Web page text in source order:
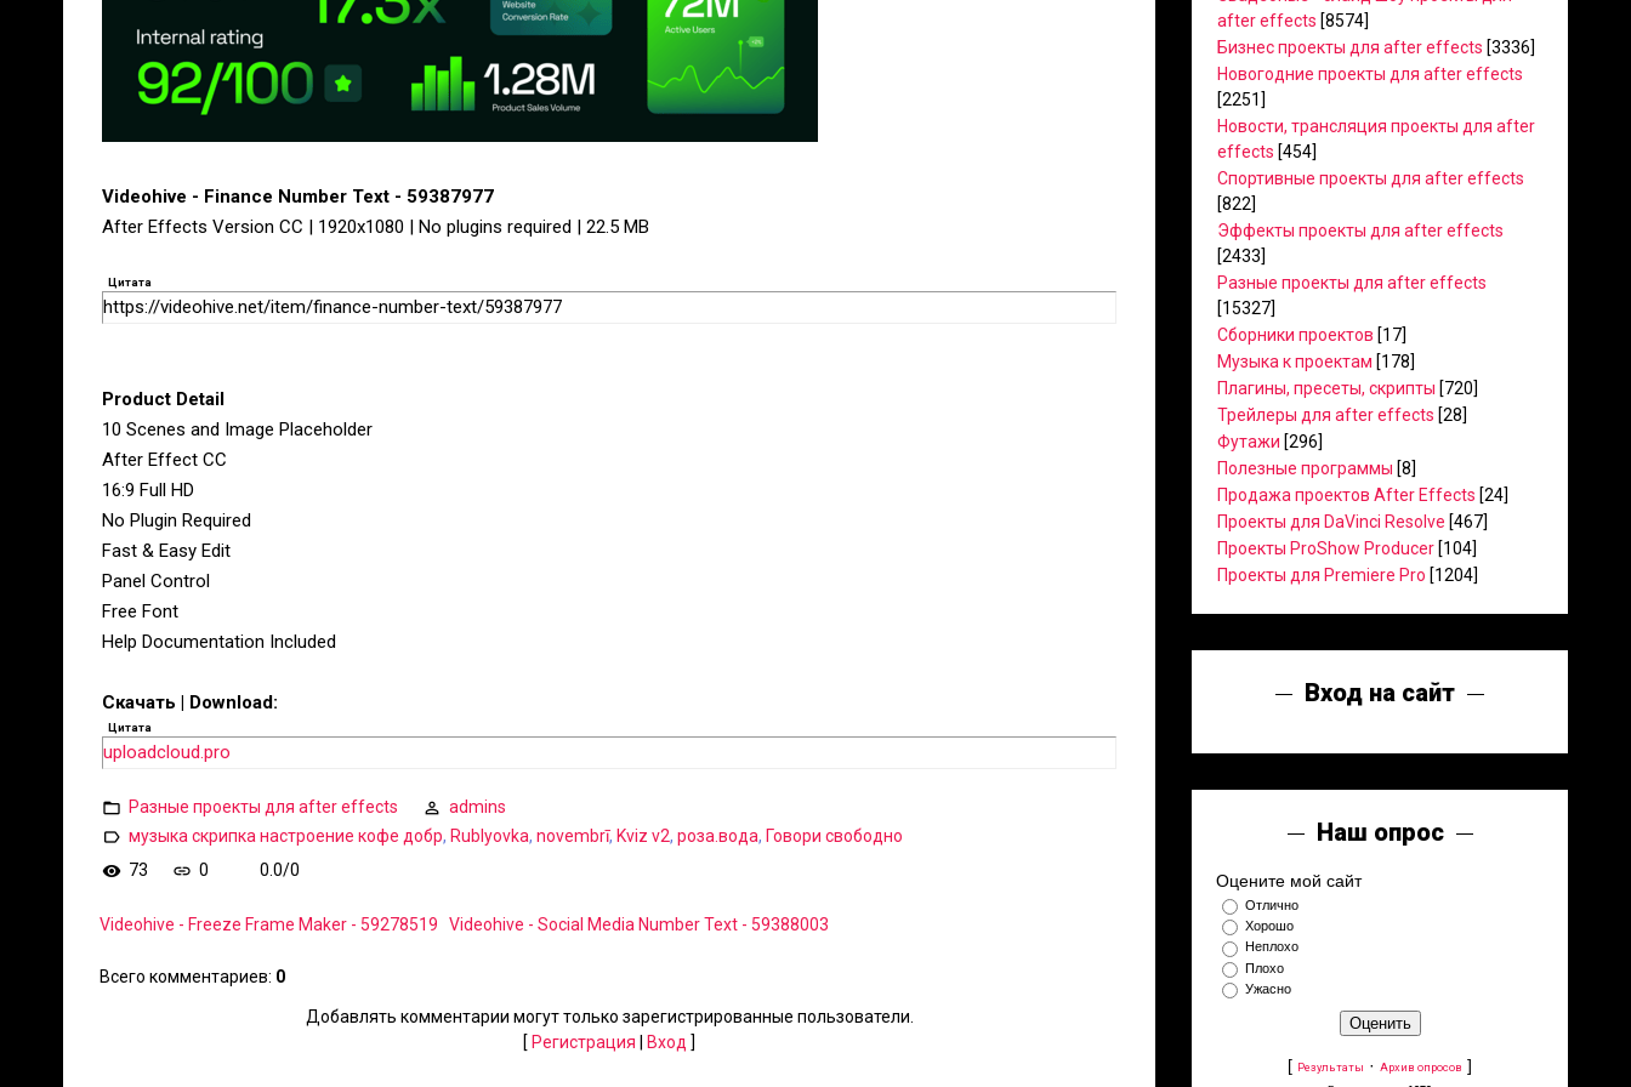
Videohive - Finance Number Text - 59387977
After Effects Version CC | 1920x1080 | No plugins required | 22.5 MB
Цитата
https://videohive.net/item/finance-number-text/59387977
Product Detail
10 Scenes and Image Placeholder
After Effect CC
16:9 Full HD
No Plugin Required
Fast & Easy Edit
Panel Control
Free Font
Help Documentation Included
Скачать | Download:
Цитата
uploadcloud.pro
Разные проекты для after effects
admins
музыка скрипка настроение кофе добр, Rublyovka, novembrī, Kviz v2, роза.вода, Говори свободно
73
0 0.0/0
Videohive - Freeze Frame Maker - 59278519 Videohive - Social Media Number Text - 59388003
Всего комментариев: 0
Добавлять комментарии могут только зарегистрированные пользователи.
[ Регистрация Вход ]
after effects [8574]
Бизнес проекты для after effects [3336]
Новогодние проекты для after effects
[2251]
Новости, трансляция проекты для after
effects [454]
Спортивные проекты для after effects
[822]
Эффекты проекты для after effects
[2433]
Разные проекты для after effects
[15327]
Сборники проектов [17]
Музыка к проектам [178]
Плагины, пресеты, скрипты [720]
Трейлеры для after effects [28]
Футажи [296]
Полезные программы [8]
Продажа проектов After Effects [24]
Проекты для DaVinci Resolve [467]
Проекты ProShow Producer [104]
Проекты для Premiere Pro [1204]
Вход на сайт
Наш опрос
Оцените мой сайт
Отлично
Хорошо
Неплохо
Плохо
Ужасно
[ Результаты · Архив опросов ]